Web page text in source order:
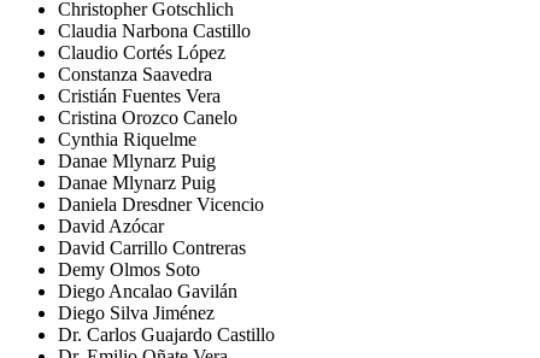
Christopher Gotschlich
Claudia Narbona Castillo
Claudio Cortés López
Constanza Saavedra
Cristián Fuentes Vera
Cristina Orozco Canelo
Cynthia Riquelme
Danae Mlynarz Puig
Danae Mlynarz Puig
Daniela Dresdner Vicencio
David Azócar
David Carrillo Contreras
Demy Olmos Soto
Diego Ancalao Gavilán
Diego Silva Jiménez
Dr. Carlos Guajardo Castillo